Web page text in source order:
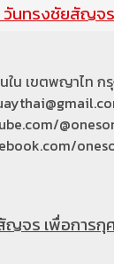
นทรงชัยสัญจร
ใน เขตพญาไท ก
จร เพื่อการกุ